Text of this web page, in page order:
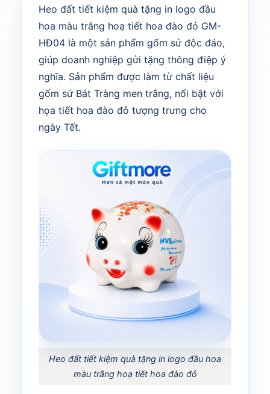
Heo đất tiết kiệm quà tặng in logo đầu
hoa màu trắng hoạ tiết hoa đào đỏ GM-
HĐ04 là một sản phẩm gốm sứ độc đáo,
giúp doanh nghiệp gửi tặng thông điệp ý
nghĩa. Sản phẩm được làm từ chất liệu
gốm sứ Bát Tràng men trắng, nổi bật với
họa tiết hoa đào đỏ tượng trưng cho
ngày Tết.
Heo đất tiết kiệm quà tặng in logo đầu hoa
màu trắng hoạ tiết hoa đào đỏ